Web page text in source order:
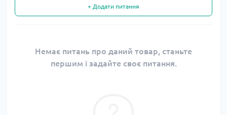
+ Додати питання
Немає питань про даний товар, станьте
першим і задайте своє питання.